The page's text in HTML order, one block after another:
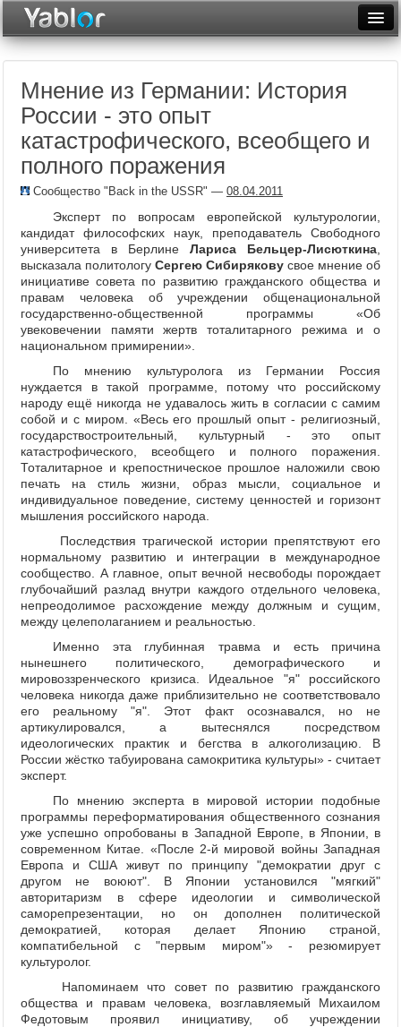
Неделя
Месяц
Рейтинги
Архив
Фототоп
Видеотоп
Мнение из Германии: История
России - это опыт
катастрофического, всеобщего и
полного поражения
Сообщество "Back in the USSR" — 08.04.2011
Эксперт по вопросам европейской культурологии,
кандидат философских наук, преподаватель Свободного
университета в Берлине Лариса Бельцер-Лисюткина
высказала политологу Сергею Сибирякову свое мнение об
инициативе совета по развитию гражданского общества и
правам человека об учреждении общенациональной
государственно-общественной программы «Об
увековечении памяти жертв тоталитарного режима и о
национальном примирении».
По мнению культуролога из Германии Россия
нуждается в такой программе, потому что российскому
народу ещё никогда не удавалось жить в согласии с самим
собой и с миром. «Весь его прошлый опыт - религиозный,
государствостроительный, культурный - это опыт
катастрофического, всеобщего и полного поражения.
Тоталитарное и крепостническое прошлое наложили свою
печать на стиль жизни, образ мысли, социальное и
индивидуальное поведение, систему ценностей и горизонт
мышления российского народа.
Последствия трагической истории препятствуют его
нормальному развитию и интеграции в международное
сообщество. А главное, опыт вечной несвободы порождает
глубочайший разлад внутри каждого отдельного человека,
непреодолимое расхождение между должным и сущим,
между целеполаганием и реальностью.
Именно эта глубинная травма и есть причина
нынешнего политического, демографического и
мировоззренческого кризиса. Идеальное "я" российского
человека никогда даже приблизительно не соответствовало
его реальному "я". Этот факт осознавался, но не
артикулировался, а вытеснялся посредством
идеологических практик и бегства в алкоголизацию. В
России жёстко табуирована самокритика культуры» - считает
эксперт.
По мнению эксперта в мировой истории подобные
программы переформатирования общественного сознания
уже успешно опробованы в Западной Европе, в Японии, в
современном Китае. «После 2-й мировой войны Западная
Европа и США живут по принципу "демократии друг с
другом не воюют". В Японии установился "мягкий"
авторитаризм в сфере идеологии и символической
саморепрезентации, но он дополнен политической
демократией, которая делает Японию страной,
компатибельной с "первым миром"» - резюмирует
культуролог.
Напоминаем что совет по развитию гражданского
общества и правам человека, возглавляемый Михаилом
Федотовым проявил инициативу, об учреждении